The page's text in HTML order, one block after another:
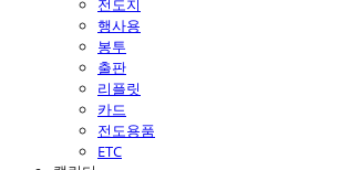
전도지
행사용
봉투
출판
리플릿
카드
전도용품
ETC